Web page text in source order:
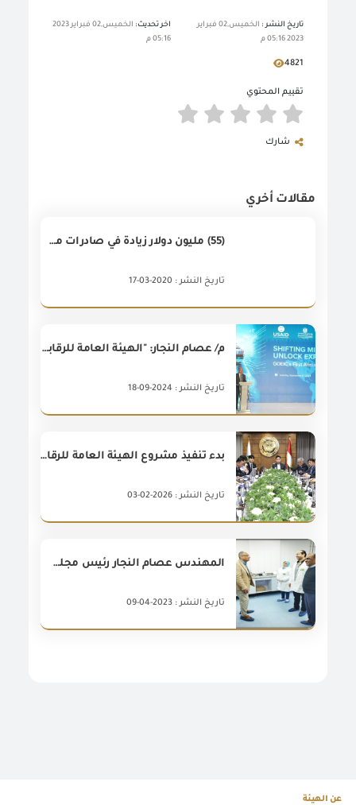
تاريخ النشر :
الخميس,02 فبراير
2023 05:16 م
اخر تحديث:
الخميس,02 فبراير 2023
05:16 م
4821
تقييم المحتوي
شارك
مقالات أخري
(55) مليون دولار زيادة في صادرات مصر غير البترولية خلال شهر فبراير 2020 مقارنة بشهر فبراير 2019 بزيادة قدرها أكثر من (2%)
تاريخ النشر : 2020-03-17
م/ عصام النجار: "الهيئة العامة للرقابة على الصادرات والواردات تحتفل اليوم باليوبيل الذهبي، وذلك بمرور أكثر من ٥٠ عامًا على تأسيس الهيئة العامة للرقابة على الصادرات والواردات، والتي أسهمت بشكل كبير في تطوير وتنظيم وتيسير حركة التجارة الخارجية لمصر".
تاريخ النشر : 2024-09-18
بدء تنفيذ مشروع الهيئة العامة للرقابة على الصادرات والواردات الخاص بإنشاء المنصة الرقمية للفحص المبني على المخاطر والتتبع لتسهيل حركة التجارة في مصر، وذلك بتمويل من الوكالة الكورية للتعاون الدولي (KOICA) بمنحة تبلغ ١١ مليون دولار أمريكى.
تاريخ النشر : 2026-02-03
المهندس عصام النجار رئيس مجلس إدارة الهيئة العامة للرقابة على الصادرات والواردات فى زيارة تفقدية لفرع الهيئة بميناء الاسكندرية
تاريخ النشر : 2023-04-09
عن الهيئة